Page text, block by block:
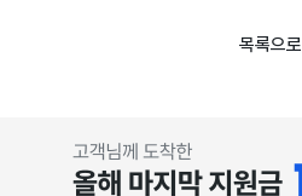
목록으로